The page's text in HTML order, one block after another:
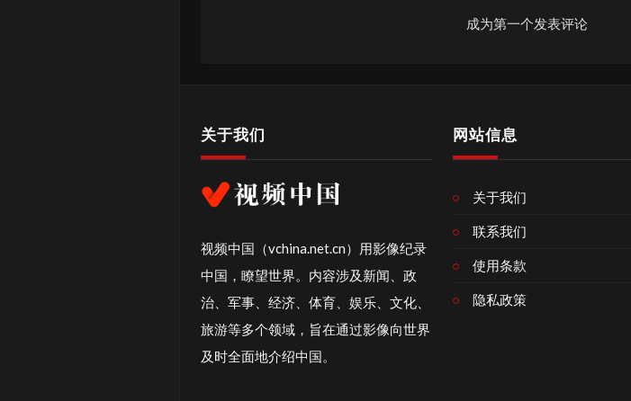
成为第一个发表评论
关于我们
视频中国（vchina.net.cn）用影像纪录
中国，瞭望世界。内容涉及新闻、政
治、军事、经济、体育、娱乐、文化、
旅游等多个领域，旨在通过影像向世界
及时全面地介绍中国。
网站信息
关于我们
联系我们
使用条款
隐私政策